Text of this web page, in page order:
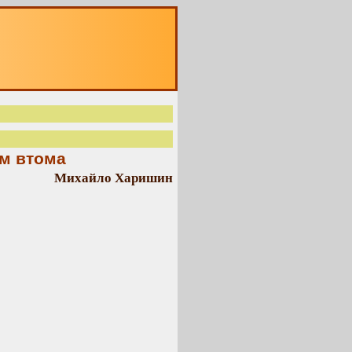
втома
Михайло Харишин